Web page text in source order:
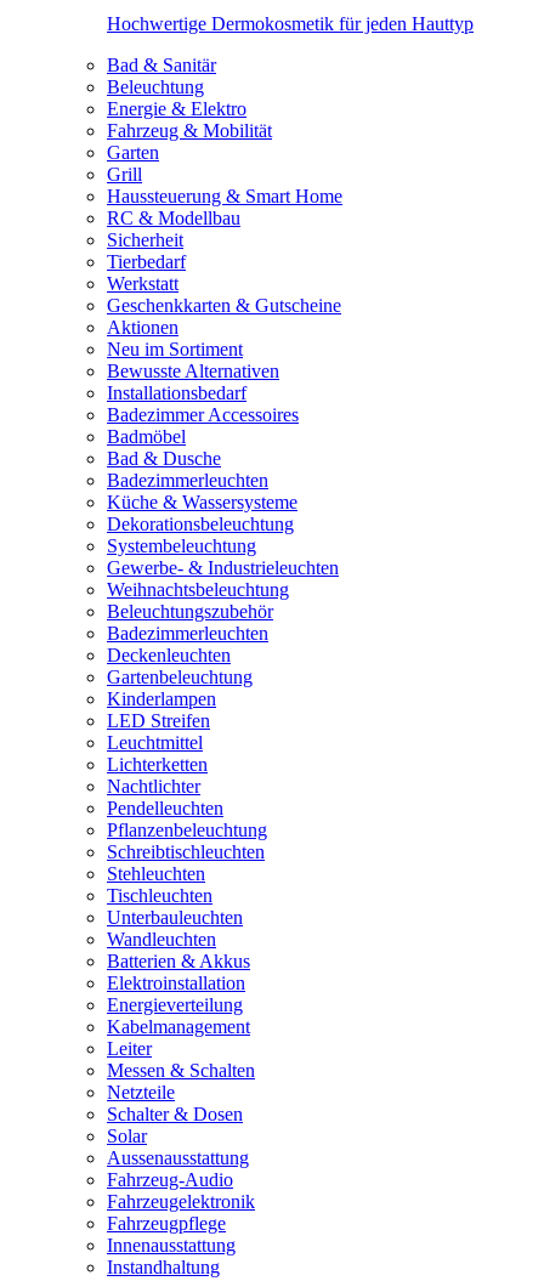
Hochwertige Dermokosmetik für jeden Hauttyp
Bad & Sanitär
Beleuchtung
Energie & Elektro
Fahrzeug & Mobilität
Garten
Grill
Haussteuerung & Smart Home
RC & Modellbau
Sicherheit
Tierbedarf
Werkstatt
Geschenkkarten & Gutscheine
Aktionen
Neu im Sortiment
Bewusste Alternativen
Installationsbedarf
Badezimmer Accessoires
Badmöbel
Bad & Dusche
Badezimmerleuchten
Küche & Wassersysteme
Dekorationsbeleuchtung
Systembeleuchtung
Gewerbe- & Industrieleuchten
Weihnachtsbeleuchtung
Beleuchtungszubehör
Badezimmerleuchten
Deckenleuchten
Gartenbeleuchtung
Kinderlampen
LED Streifen
Leuchtmittel
Lichterketten
Nachtlichter
Pendelleuchten
Pflanzenbeleuchtung
Schreibtischleuchten
Stehleuchten
Tischleuchten
Unterbauleuchten
Wandleuchten
Batterien & Akkus
Elektroinstallation
Energieverteilung
Kabelmanagement
Leiter
Messen & Schalten
Netzteile
Schalter & Dosen
Solar
Aussenausstattung
Fahrzeug-Audio
Fahrzeugelektronik
Fahrzeugpflege
Innenausstattung
Instandhaltung